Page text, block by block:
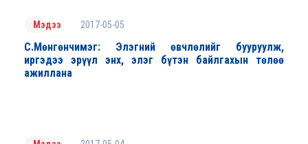
Мэдээ 2017-05-05
С.Мөнгөнчимэг: Элэгний өвчлөлийг бууруулж,
иргэдээ эрүүл энх, элэг бүтэн байлгахын төлөө
ажиллана